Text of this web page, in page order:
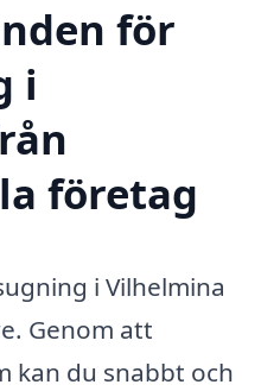
för
i
företag
i Vilhelmina
Genom att
kan du snabbt och